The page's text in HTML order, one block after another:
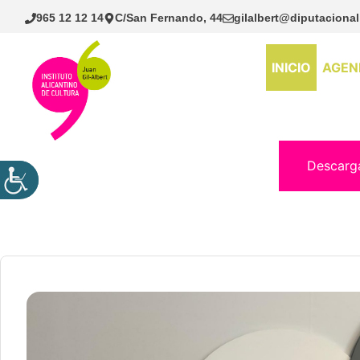
Saltar
965 12 12 14 C/San Fernando, 44
INICIO